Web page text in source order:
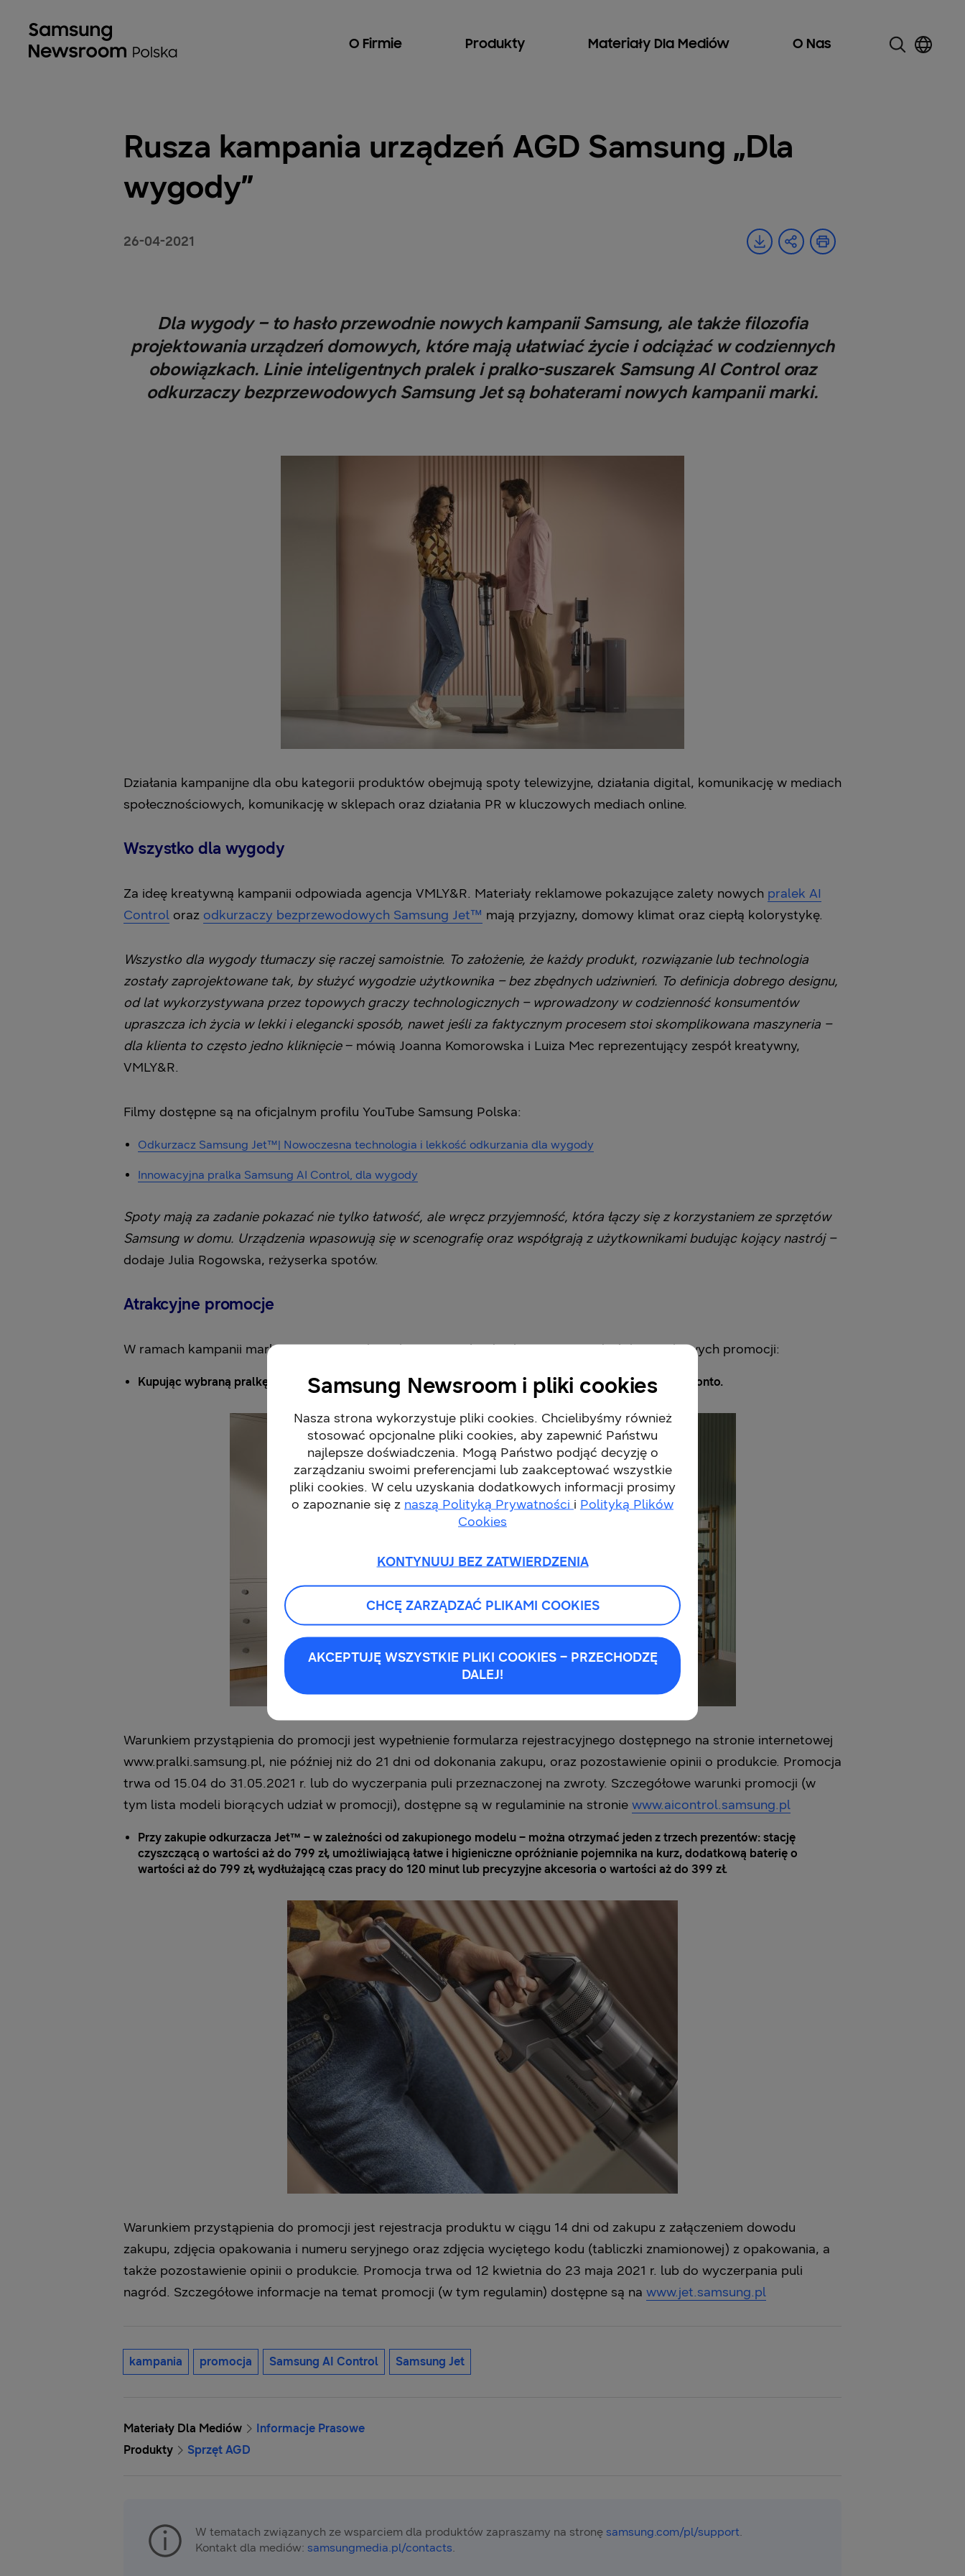
O Firmie Produkty Materiały Dla Mediów O Nas
Rusza kampania urządzeń AGD Samsung „Dla
wygody”
26-04-2021
Dla wygody – to hasło przewodnie nowych kampanii Samsung, ale także filozofia
projektowania urządzeń domowych, które mają ułatwiać życie i odciążać w codziennych
obowiązkach. Linie inteligentnych pralek i pralko-suszarek Samsung AI Control oraz
odkurzaczy bezprzewodowych Samsung Jet są bohaterami nowych kampanii marki.
Działania kampanijne dla obu kategorii produktów obejmują spoty telewizyjne, działania digital, komunikację w mediach
społecznościowych, komunikację w sklepach oraz działania PR w kluczowych mediach online.
Wszystko dla wygody
Za ideę kreatywną kampanii odpowiada agencja VMLY&R. Materiały reklamowe pokazujące zalety nowych pralek AI
Control oraz odkurzaczy bezprzewodowych Samsung Jet™ mają przyjazny, domowy klimat oraz ciepłą kolorystykę.
Wszystko dla wygody tłumaczy się raczej samoistnie. To założenie, że każdy produkt, rozwiązanie lub technologia
zostały zaprojektowane tak, by służyć wygodzie użytkownika – bez zbędnych udziwnień. To definicja dobrego designu,
od lat wykorzystywana przez topowych graczy technologicznych – wprowadzony w codzienność konsumentów
upraszcza ich życia w lekki i elegancki sposób, nawet jeśli za faktycznym procesem stoi skomplikowana maszyneria –
dla klienta to często jedno kliknięcie– mówią Joanna Komorowska i Luiza Mec reprezentujący zespół kreatywny,
VMLY&R.
Filmy dostępne są na oficjalnym profilu YouTube Samsung Polska:
Odkurzacz Samsung Jet™| Nowoczesna technologia i lekkość odkurzania dla wygody
Innowacyjna pralka Samsung AI Control, dla wygody
Spoty mają za zadanie pokazać nie tylko łatwość, ale wręcz przyjemność, która łączy się z korzystaniem ze sprzętów
Samsung w domu. Urządzenia wpasowują się w scenografię oraz współgrają z użytkownikami budując kojący nastrój –
dodaje Julia Rogowska, reżyserka spotów.
Atrakcyjne promocje
W ramach kampanii marka Samsung zachęca konsumentów do skorzystania z dwóch wyjątkowych promocji:
Kupując wybraną pralkę lub pralko-suszarkę z linii AI Control można otrzymać aż do 500 zł zwrotu na konto.
Warunkiem przystąpienia do promocji jest wypełnienie formularza rejestracyjnego dostępnego na stronie internetowej
www.pralki.samsung.pl, nie później niż do 21 dni od dokonania zakupu, oraz pozostawienie opinii o produkcie. Promocja
trwa od 15.04 do 31.05.2021 r. lub do wyczerpania puli przeznaczonej na zwroty. Szczegółowe warunki promocji (w
tym lista modeli biorących udział w promocji), dostępne są w regulaminie na stronie www.aicontrol.samsung.pl
Przy zakupie odkurzacza Jet™ – w zależności od zakupionego modelu – można otrzymać jeden z trzech prezentów: stację
czyszczącą o wartości aż do 799 zł, umożliwiającą łatwe i higieniczne opróżnianie pojemnika na kurz, dodatkową baterię o
wartości aż do 799 zł, wydłużającą czas pracy do 120 minut lub precyzyjne akcesoria o wartości aż do 399 zł.
Warunkiem przystąpienia do promocji jest rejestracja produktu w ciągu 14 dni od zakupu z załączeniem dowodu
zakupu, zdjęcia opakowania i numeru seryjnego oraz zdjęcia wyciętego kodu (tabliczki znamionowej) z opakowania, a
także pozostawienie opinii o produkcie. Promocja trwa od 12 kwietnia do 23 maja 2021 r. lub do wyczerpania puli
nagród. Szczegółowe informacje na temat promocji (w tym regulamin) dostępne są na www.jet.samsung.pl
kampania promocja Samsung AI Control Samsung Jet
Materiały Dla Mediów
Informacje Prasowe
Produkty
Sprzęt AGD
W tematach związanych ze wsparciem dla produktów zapraszamy na stronę samsung.com/pl/support.
Kontakt dla mediów: samsungmedia.pl/contacts.
Samsung Newsroom i pliki cookies
Nasza strona wykorzystuje pliki cookies. Chcielibyśmy również
stosować opcjonalne pliki cookies, aby zapewnić Państwu
najlepsze doświadczenia. Mogą Państwo podjąć decyzję o
zarządzaniu swoimi preferencjami lub zaakceptować wszystkie
pliki cookies. W celu uzyskania dodatkowych informacji prosimy
o zapoznanie się z naszą Polityką Prywatności i Polityką Plików
Cookies
KONTYNUUJ BEZ ZATWIERDZENIA
CHCĘ ZARZĄDZAĆ PLIKAMI COOKIES
AKCEPTUJĘ WSZYSTKIE PLIKI COOKIES – PRZECHODZĘ
DALEJ!